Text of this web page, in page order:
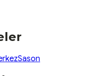
Sason